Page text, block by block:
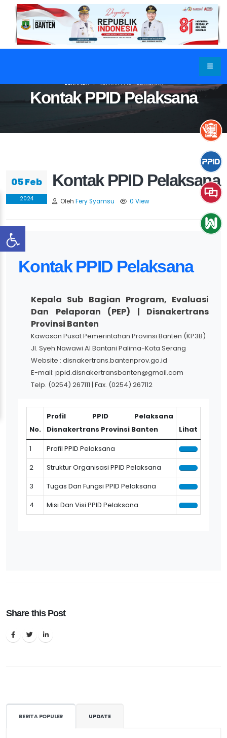
Kontak PPID Pelaksana
BERANDA KONTAK PPID PELAKSANA
05 Feb
2024
Kontak PPID Pelaksana
Oleh Fery Syamsu 0 View
Kontak PPID Pelaksana
Kepala Sub Bagian Program, Evaluasi
Dan Pelaporan (PEP) | Disnakertrans
Provinsi Banten
Kawasan Pusat Pemerintahan Provinsi Banten (KP3B)
Jl. Syeh Nawawi Al Bantani Palima-Kota Serang
Website : disnakertrans.bantenprov.go.id
E-mail: ppid.disnakertransbanten@gmail.com
Telp. (0254) 267111 | Fax. (0254) 267112
No.
Profil PPID Pelaksana
Disnakertrans Provinsi Banten
Lihat
1
Profil PPID Pelaksana
2
Struktur Organisasi PPID Pelaksana
3
Tugas Dan Fungsi PPID Pelaksana
4
Misi Dan Visi PPID Pelaksana
Share this Post
BERITA POPULER UPDATE